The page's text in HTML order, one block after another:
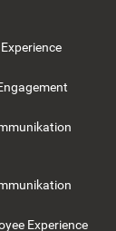
Experience